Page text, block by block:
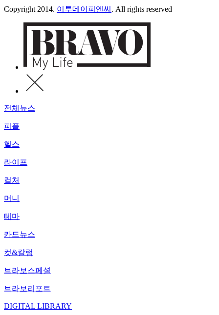
Copyright 2014. 이투데이피엔씨 . All rights reserved
전체뉴스
피플
헬스
라이프
컬처
머니
테마
카드뉴스
컷&칼럼
브라보스페셜
브라보리포트
DIGITAL LIBRARY